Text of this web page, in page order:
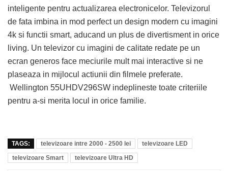
inteligente pentru actualizarea electronicelor. Televizorul
de fata imbina in mod perfect un design modern cu imagini
4k si functii smart, aducand un plus de divertisment in orice
living. Un televizor cu imagini de calitate redate pe un
ecran generos face meciurile mult mai interactive si ne
plaseaza in mijlocul actiunii din filmele preferate.
Wellington 55UHDV296SW indeplineste toate criteriile
pentru a-si merita locul in orice familie.
TAGS: televizoare intre 2000 - 2500 lei
televizoare LED
televizoare Smart
televizoare Ultra HD